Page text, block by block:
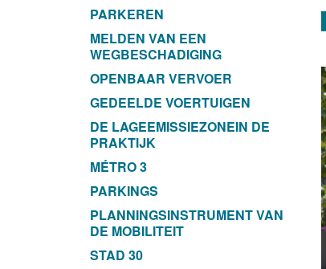
PARKEREN
MELDEN VAN EEN
WEGBESCHADIGING
OPENBAAR VERVOER
GEDEELDE VOERTUIGEN
DE LAGEEMISSIEZONEIN DE
PRAKTIJK
MÉTRO 3
PARKINGS
PLANNINGSINSTRUMENT VAN
DE MOBILITEIT
STAD 30